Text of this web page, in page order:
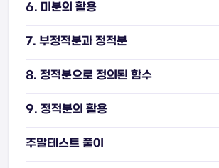
6. 미분의 활용
7. 부정적분과 정적분
8. 정적분으로 정의된 함수
9. 정적분의 활용
주말테스트 풀이